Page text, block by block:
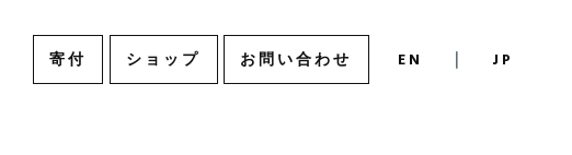
寄付 ショップ お問い合わせ